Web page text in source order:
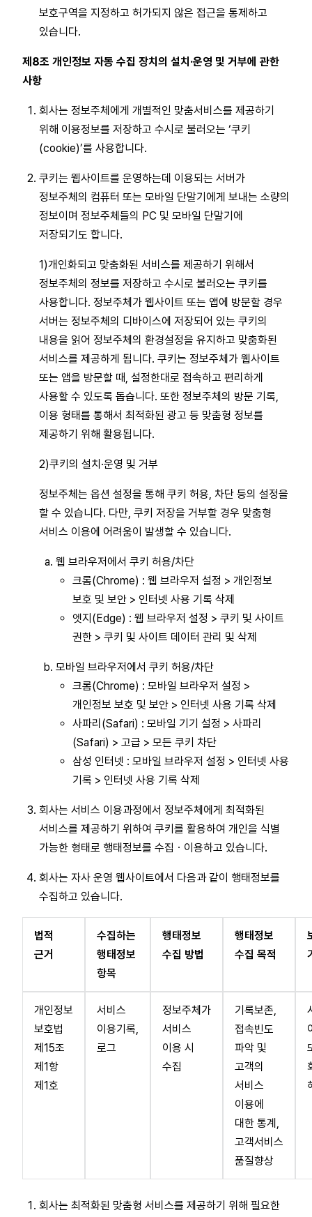
보호구역을 지정하고 허가되지 않은 접근을 통제하고
있습니다.
제8조 개인정보 자동 수집 장치의 설치·운영 및 거부에 관한
사항
회사는 정보주체에게 개별적인 맞춤서비스를 제공하기
위해 이용정보를 저장하고 수시로 불러오는 ‘쿠키
(cookie)’를 사용합니다.
쿠키는 웹사이트를 운영하는데 이용되는 서버가
정보주체의 컴퓨터 또는 모바일 단말기에게 보내는 소량의
정보이며 정보주체들의 PC 및 모바일 단말기에
저장되기도 합니다.
1)개인화되고 맞춤화된 서비스를 제공하기 위해서
정보주체의 정보를 저장하고 수시로 불러오는 쿠키를
사용합니다. 정보주체가 웹사이트 또는 앱에 방문할 경우
서버는 정보주체의 디바이스에 저장되어 있는 쿠키의
내용을 읽어 정보주체의 환경설정을 유지하고 맞춤화된
서비스를 제공하게 됩니다. 쿠키는 정보주체가 웹사이트
또는 앱을 방문할 때, 설정한대로 접속하고 편리하게
사용할 수 있도록 돕습니다. 또한 정보주체의 방문 기록,
이용 형태를 통해서 최적화된 광고 등 맞춤형 정보를
제공하기 위해 활용됩니다.
2)쿠키의 설치·운영 및 거부
정보주체는 옵션 설정을 통해 쿠키 허용, 차단 등의 설정을
할 수 있습니다. 다만, 쿠키 저장을 거부할 경우 맞춤형
서비스 이용에 어려움이 발생할 수 있습니다.
웹 브라우저에서 쿠키 허용/차단
크롬(Chrome) : 웹 브라우저 설정 > 개인정보
보호 및 보안 > 인터넷 사용 기록 삭제
엣지(Edge) : 웹 브라우저 설정 > 쿠키 및 사이트
권한 > 쿠키 및 사이트 데이터 관리 및 삭제
모바일 브라우저에서 쿠키 허용/차단
크롬(Chrome) : 모바일 브라우저 설정 >
개인정보 보호 및 보안 > 인터넷 사용 기록 삭제
사파리(Safari) : 모바일 기기 설정 > 사파리
(Safari) > 고급 > 모든 쿠키 차단
삼성 인터넷 : 모바일 브라우저 설정 > 인터넷 사용
기록 > 인터넷 사용 기록 삭제
회사는 서비스 이용과정에서 정보주체에게 최적화된
서비스를 제공하기 위하여 쿠키를 활용하여 개인을 식별
가능한 형태로 행태정보를 수집ㆍ이용하고 있습니다.
회사는 자사 운영 웹사이트에서 다음과 같이 행태정보를
수집하고 있습니다.
법적
근거
수집하는
행태정보
항목
행태정보
수집 방법
행태정보
수집 목적
개인정보
보호법
제15조
제1항
제1호
서비스
이용기록,
로그
정보주체가
서비스
이용 시
수집
기록보존,
접속빈도
파악 및
고객의
서비스
이용에
대한 통계,
고객서비스
품질향상
회사는 최적화된 맞춤형 서비스를 제공하기 위해 필요한